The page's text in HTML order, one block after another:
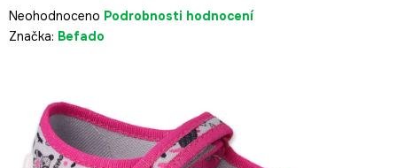
Průměrné
hodnocení
hvězdiček.
Neohodnoceno Podrobnosti hodnocení
Značka: Befado